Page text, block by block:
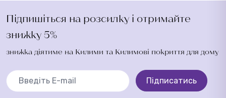
Підпишіться на розсилку і отримайте
знижку 5%
знижка діятиме на Килими та Килимові покриття для дому
Підписатись